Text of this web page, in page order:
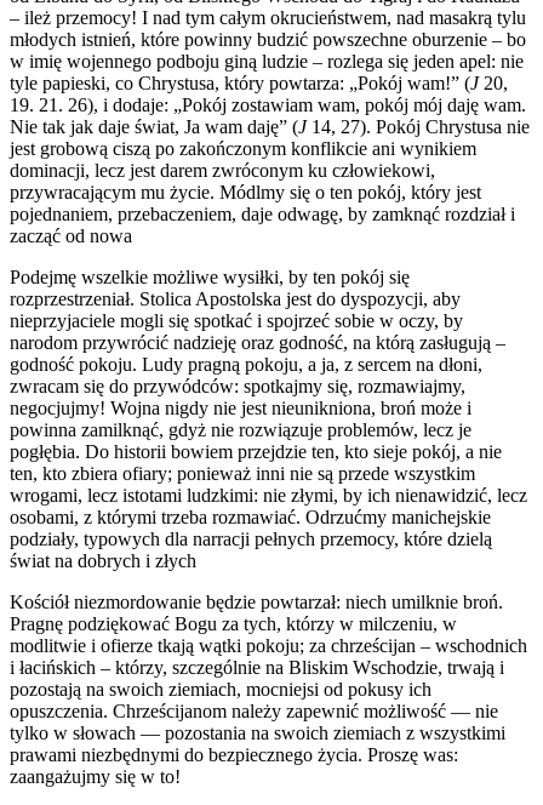
– ileż przemocy! I nad tym całym okrucieństwem, nad masakrą tylu
młodych istnień, które powinny budzić powszechne oburzenie – bo
w imię wojennego podboju giną ludzie – rozlega się jeden apel: nie
tyle papieski, co Chrystusa, który powtarza: „Pokój wam!” (J20,
19. 21. 26), i dodaje: „Pokój zostawiam wam, pokój mój daję wam.
Nie tak jak daje świat, Ja wam daję” (J14, 27). Pokój Chrystusa nie
jest grobową ciszą po zakończonym konflikcie ani wynikiem
dominacji, lecz jest darem zwróconym ku człowiekowi,
przywracającym mu życie. Módlmy się o ten pokój, który jest
pojednaniem, przebaczeniem, daje odwagę, by zamknąć rozdział i
zacząć od nowa
Podejmę wszelkie możliwe wysiłki, by ten pokój się
rozprzestrzeniał. Stolica Apostolska jest do dyspozycji, aby
nieprzyjaciele mogli się spotkać i spojrzeć sobie w oczy, by
narodom przywrócić nadzieję oraz godność, na którą zasługują –
godność pokoju. Ludy pragną pokoju, a ja, z sercem na dłoni,
zwracam się do przywódców: spotkajmy się, rozmawiajmy,
negocjujmy! Wojna nigdy nie jest nieunikniona, broń może i
powinna zamilknąć, gdyż nie rozwiązuje problemów, lecz je
pogłębia. Do historii bowiem przejdzie ten, kto sieje pokój, a nie
ten, kto zbiera ofiary; ponieważ inni nie są przede wszystkim
wrogami, lecz istotami ludzkimi: nie złymi, by ich nienawidzić, lecz
osobami, z którymi trzeba rozmawiać. Odrzućmy manichejskie
podziały, typowych dla narracji pełnych przemocy, które dzielą
świat na dobrych i złych
Kościół niezmordowanie będzie powtarzał: niech umilknie broń.
Pragnę podziękować Bogu za tych, którzy w milczeniu, w
modlitwie i ofierze tkają wątki pokoju; za chrześcijan – wschodnich
i łacińskich – którzy, szczególnie na Bliskim Wschodzie, trwają i
pozostają na swoich ziemiach, mocniejsi od pokusy ich
opuszczenia. Chrześcijanom należy zapewnić możliwość — nie
tylko w słowach — pozostania na swoich ziemiach z wszystkimi
prawami niezbędnymi do bezpiecznego życia. Proszę was:
zaangażujmy się w to!